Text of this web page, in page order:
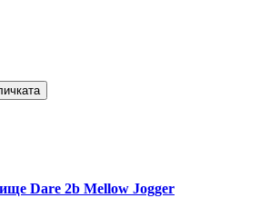
Dare 2b Mellow Jogger